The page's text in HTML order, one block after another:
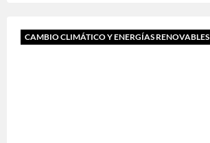
CAMBIO CLIMÁTICO Y ENERGÍAS RENOVABLES